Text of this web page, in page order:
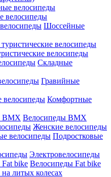
велосипеды
Шоссейные
велосипеды
Складные
Гравийные
Комфортные
Велосипеды BMX
Женские велосипеды
Подростковые
Электровелосипеды
Велосипеды Fat bike